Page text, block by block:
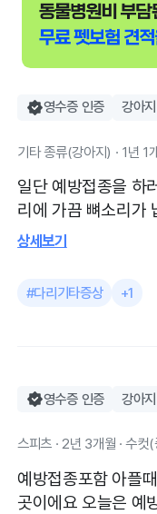
영수증 인증 강아지
기타 종류(강아지) · 1년 1
일단 예방접종을 하
리에 가끔 뼈소리가
잇는데로 사탕이에
으로 방문했고 종합
았습니다. 다리 뼈
어도 잘해주세요.
상세보기
#다리기타증상 +1
영수증 인증 강아지
스피츠 · 2년 3개월 · 수컷
예방접종포함 아플
곳이에요 오늘은 예